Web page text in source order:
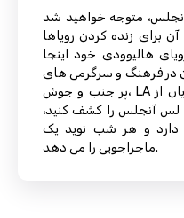
متوجه خواهید شد
برای زنده کردن رویاها
هالیوودی خود اینجا
در فرهنگ و سرگرمی های
پر جنب و جوش، LA با آغوش باز و مجموعه ای بی پایان از
لس آنجلس را کشف کنید،
دارد و هر شب نوید یک
ماجراجویی را می دهد.